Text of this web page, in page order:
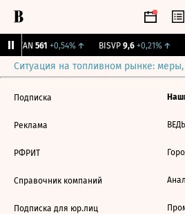
AVAN 561 +0,54%↑ BISVP 9,6 +0,21%↑
Ситуация на топливном рынке: меры,
Подписка
Реклама
РФРИТ
Справочник компаний
Подписка для юр.лиц
ВЕДЫ